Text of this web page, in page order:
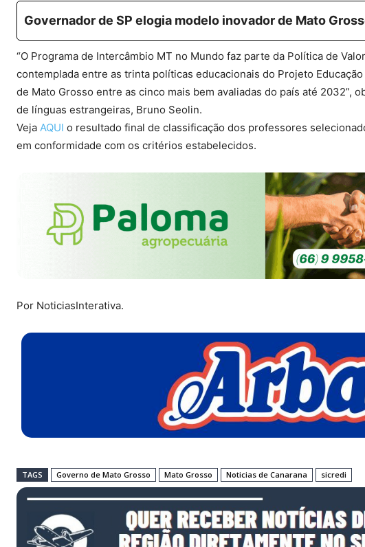
Governador de SP elogia modelo inovador de Mato
“O Programa de Intercâmbio MT no Mundo faz parte da Política de
contemplada entre as trinta políticas educacionais do Projeto
de Mato Grosso entre as cinco mais bem avaliadas do país até 2032”,
de línguas estrangeiras, Bruno Seolin.
Veja AQUI o resultado final de classificação dos professores
em conformidade com os critérios estabelecidos.
Por NoticiasInterativa.
TAGS Governo de Mato Grosso Mato Grosso Noticias de Canarana sicredi